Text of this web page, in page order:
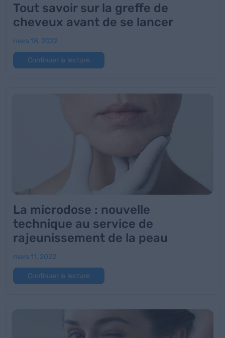
Tout savoir sur la greffe de
cheveux avant de se lancer
mars 18, 2022
Continuer la lecture
La microdose : nouvelle
technique au service de
rajeunissement de la peau
mars 11, 2022
Continuer la lecture